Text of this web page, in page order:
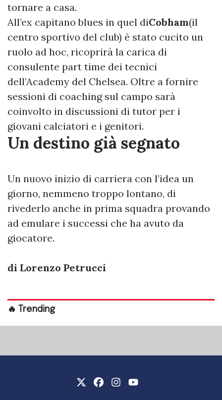
tornare a casa.
All’ex capitano blues in quel diCobham(il
centro sportivo del club) è stato cucito un
ruolo ad hoc, ricoprirà la carica di
consulente part time dei tecnici
dell’Academy del Chelsea. Oltre a fornire
sessioni di coaching sul campo sarà
coinvolto in discussioni di tutor per i
giovani calciatori e i genitori.
Un destino già segnato
Un nuovo inizio di carriera con l’idea un
giorno, nemmeno troppo lontano, di
rivederlo anche in prima squadra provando
ad emulare i successi che ha avuto da
giocatore.
di Lorenzo Petrucci
🔥 Trending